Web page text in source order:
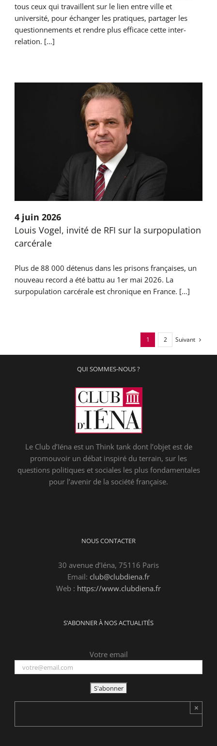
tous ceux qui travaillent sur le lien entre ville et
université, pour échanger les pratiques, partager les
questionnements et rendre plus efficace cette inter-
relation. […]
4 juin 2026
Louis Vogel, invité de RFI sur la surpopulation
carcérale
Plus de 88 000 détenus dans les prisons françaises, un
nouveau record a été battu au 1er mai 2026. La
surpopulation carcérale est chronique en France. […]
1 2 Suivant
QUI SOMMES-NOUS ?
Le Club d’Iéna est un Think tank dont l’objet est de
promouvoir un débat inspiré du terrain, sur les
questions politiques et sociales les plus fondamentales
pour l’avenir de la société française.
NOUS CONTACTER
30 avenue d’Iéna, 75116 Paris
Email: club@clubdiena.fr
Web : https://www.clubdiena.fr
S’ABONNER À NOS ACTUALITÉS
Votre email
×